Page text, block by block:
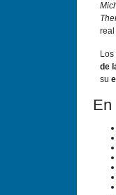
real
de
su
En